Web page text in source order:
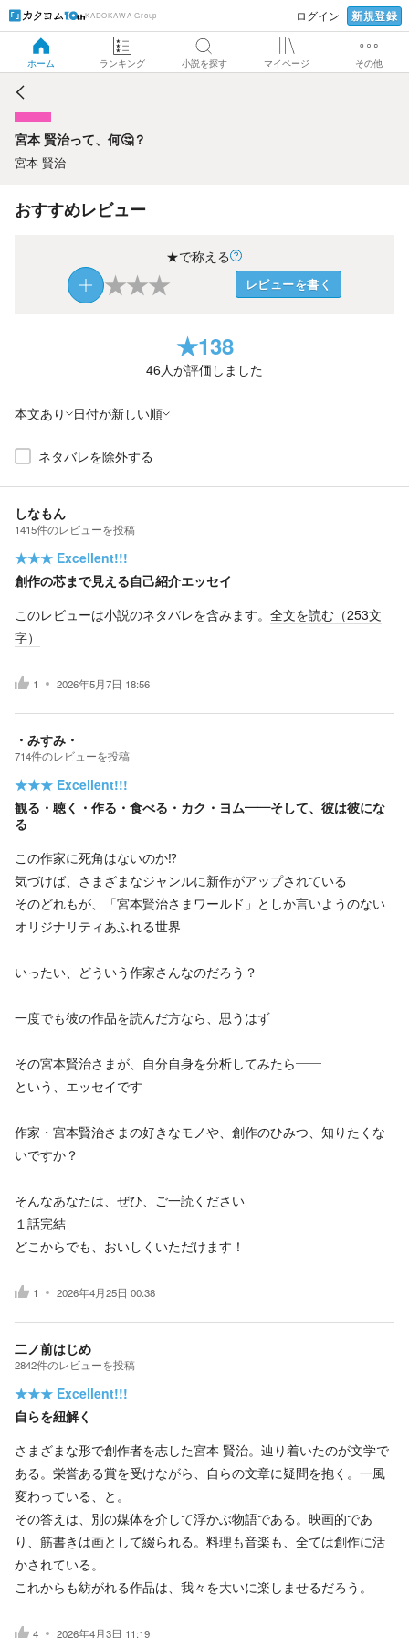
KADOKAWA Group ログイン 新規登録
ホーム ランキング 小説を探す マイページ その他
宮本 賢治って、何🤔？
宮本 賢治って、何🤔？
宮本 賢治
おすすめレビュー
★で称える
★★★ レビューを書く
★138
46人が評価しました
本文あり 日付が新しい順
ネタバレを除外する
しなもん
1415件のレビューを投稿
★★★ Excellent!!!
創作の芯まで見える自己紹介エッセイ
このレビューは小説のネタバレを含みます。 全文を読む（253文
字）
1 2026年5月7日 18:56
・みすみ・
714件のレビューを投稿
★★★ Excellent!!!
観る・聴く・作る・食べる・カク・ヨム――そして、彼は彼にな
る
この作家に死角はないのか⁉
気づけば、さまざまなジャンルに新作がアップされている
そのどれもが、「宮本賢治さまワールド」としか言いようのない
オリジナリティあふれる世界
いったい、どういう作家さんなのだろう？
一度でも彼の作品を読んだ方なら、思うはず
その宮本賢治さまが、自分自身を分析してみたら――
という、エッセイです
作家・宮本賢治さまの好きなモノや、創作のひみつ、知りたくな
いですか？
そんなあなたは、ぜひ、ご一読ください
１話完結
どこからでも、おいしくいただけます！
1 2026年4月25日 00:38
二ノ前はじめ
2842件のレビューを投稿
★★★ Excellent!!!
自らを紐解く
さまざまな形で創作者を志した宮本 賢治。辿り着いたのが文学で
ある。栄誉ある賞を受けながら、自らの文章に疑問を抱く。一風
変わっている、と。
その答えは、別の媒体を介して浮かぶ物語である。映画的であ
り、筋書きは画として綴られる。料理も音楽も、全ては創作に活
かされている。
これからも紡がれる作品は、我々を大いに楽しませるだろう。
4 2026年4月3日 11:19